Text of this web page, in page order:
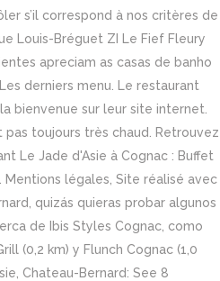
s’il correspond à nos critères de
Louis-Bréguet ZI Le Fief Fleury
apreciam as casas de banho
derniers menu. Le restaurant
la bienvenue sur leur site internet.
toujours très chaud. Retrouvez
Le Jade d'Asie à Cognac : Buffet
Mentions légales, Site réalisé avec
quizás quieras probar algunos
de Ibis Styles Cognac, como
(0,2 km) y Flunch Cognac (1,0
Chateau-Bernard: See 8